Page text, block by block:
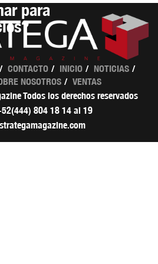
para
CONTACTO INICIO
NOTICIAS
NOSOTROS
VENTAS
Todos los derechos reservados
804 18 14 al 19